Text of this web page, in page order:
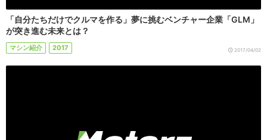
「自分たちだけでクルマを作る」夢に挑むベンチャー企業「GLM」
が突き進む未来とは？
マシン紹介 2017 2017/04/02